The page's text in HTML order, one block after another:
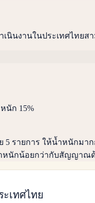
นินงานในประเทศไทยส
นัก 15%
5 รายการ ให้น้ำหนักม
หนักน้อยกว่ากับสัญญา
เทศไทย